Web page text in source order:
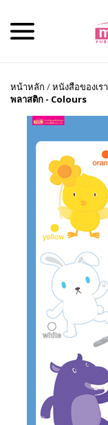
หน้าหลัก /หนังสือของเรา
พลาสติก - Colours